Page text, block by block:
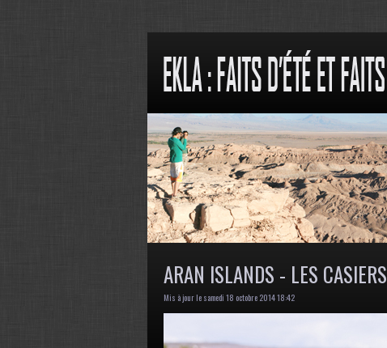
ARAN ISLANDS - LES CASIERS
Mis à jour le samedi 18 octobre 2014 18:42